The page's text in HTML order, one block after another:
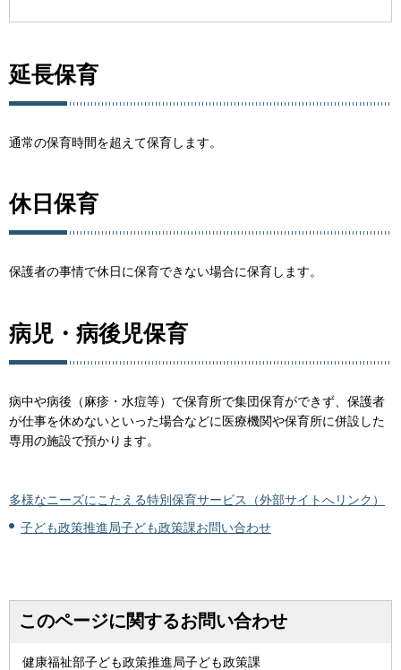
延長保育
通常の保育時間を超えて保育します。
休日保育
保護者の事情で休日に保育できない場合に保育します。
病児・病後児保育
病中や病後（麻疹・水痘等）で保育所で集団保育ができず、保護者
が仕事を休めないといった場合などに医療機関や保育所に併設した
専用の施設で預かります。
多様なニーズにこたえる特別保育サービス（外部サイトへリンク）
子ども政策推進局子ども政策課お問い合わせ
このページに関するお問い合わせ
健康福祉部子ども政策推進局子ども政策課